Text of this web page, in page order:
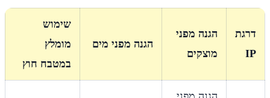
דרגת
IP
הגנה מפני
מוצקים
הגנה מפני מים
שימוש
מומלץ
במטבח חוץ